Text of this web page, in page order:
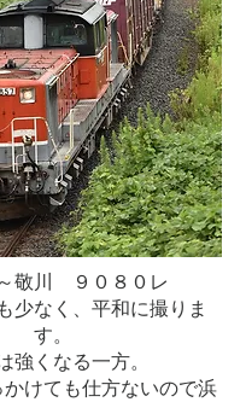
敬川 ９０８０レ
少なく、平和に撮りま
す。
強くなる一方。
かけても仕方ないので浜